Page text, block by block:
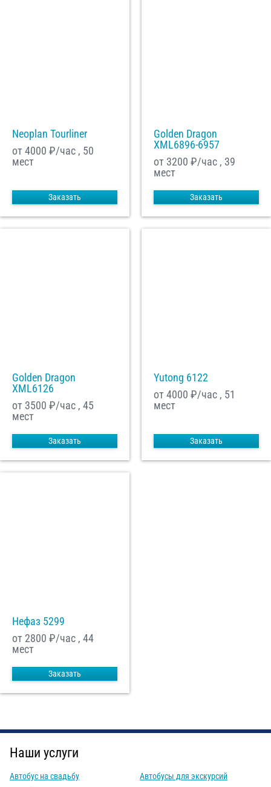
Neoplan Tourliner
от 4000 ₽/час , 50
мест
Заказать
Golden Dragon
XML6896-6957
от 3200 ₽/час , 39
мест
Заказать
Golden Dragon
XML6126
от 3500 ₽/час , 45
мест
Заказать
Yutong 6122
от 4000 ₽/час , 51
мест
Заказать
Нефаз 5299
от 2800 ₽/час , 44
мест
Заказать
Наши услуги
Автобус на свадьбу
Автобусы для экскурсий